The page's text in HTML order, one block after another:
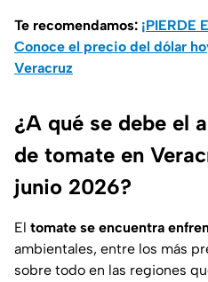
Te recomendamos: ¡PIERDE
Conoce el precio del dólar
Veracruz
¿A qué se debe el
de tomate en
junio 2026?
El tomate se encuentra
ambientales, entre los más
sobre todo en las regiones